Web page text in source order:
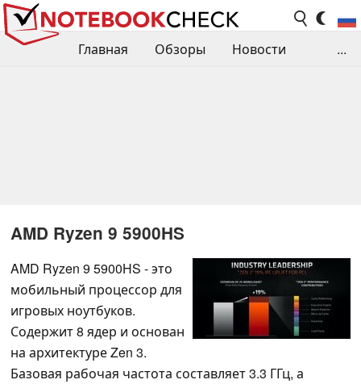
Главная Обзоры
Новости
...
AMD Ryzen 9 5900HS
AMD Ryzen 9 5900HS - это
мобильный процессор для
игровых ноутбуков.
Содержит 8 ядер и основан
на архитектуре Zen 3.
Базовая рабочая частота составляет 3.3 ГГц, а